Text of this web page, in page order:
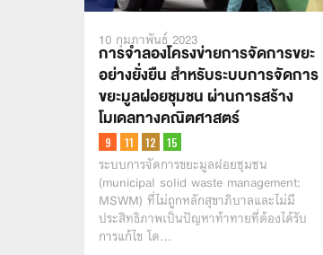
10 กุมภาพันธ์ 2023
การจำลองโครงข่ายการจัดการขยะ
อย่างยั่งยืน สำหรับระบบการจัดการ
ขยะมูลฝอยชุมชน ผ่านการสร้าง
โมเดลทางคณิตศาสตร์
ระบบการจัดการขยะมูลฝอยชุมชน
(municipal solid waste management:
MSWM) ที่ไม่ถูกหลักสุขาภิบาลและไม่มี
ประสิทธิภาพเป็นปัญหาท้าทายที่ต้องได้รับ
การแก้ไข โด…